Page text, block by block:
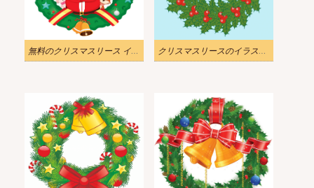
無料のクリスマスリース イラスト画像 クリスマスリースのイラストを無料でダウンロード 2